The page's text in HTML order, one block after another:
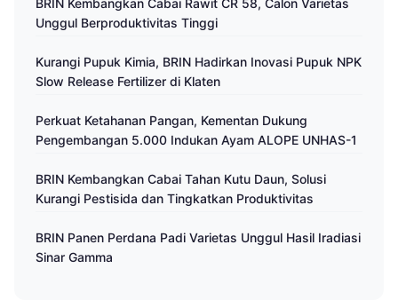
Unggul Berproduktivitas Tinggi
Kurangi Pupuk Kimia, BRIN Hadirkan Inovasi Pupuk NPK
Slow Release Fertilizer di Klaten
Perkuat Ketahanan Pangan, Kementan Dukung
Pengembangan 5.000 Indukan Ayam ALOPE UNHAS-1
BRIN Kembangkan Cabai Tahan Kutu Daun, Solusi
Kurangi Pestisida dan Tingkatkan Produktivitas
BRIN Panen Perdana Padi Varietas Unggul Hasil Iradiasi
Sinar Gamma